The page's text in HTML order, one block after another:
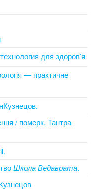
для здоров’я
— практичне
/ померк. Тантра-
Школа Ведаврата.